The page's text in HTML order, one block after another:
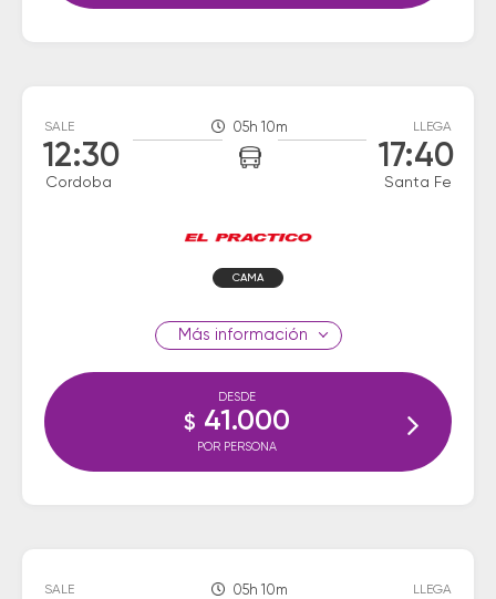
SALE
12:30
Cordoba
05h 10m LLEGA
17:40
Santa Fe
CAMA
información
DESDE
$ 41.000
POR PERSONA
SALE 05h 10m LLEGA